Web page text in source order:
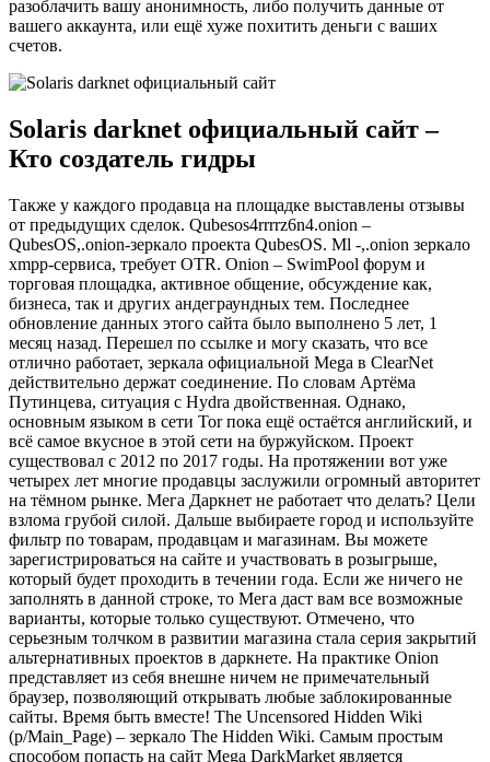
разоблачить вашу анонимность, либо получить данные от
вашего аккаунта, или ещё хуже похитить деньги с ваших
счетов.
Solaris darknet официальный сайт –
Кто создатель гидры
Также у каждого продавца на площадке выставлены отзывы
от предыдущих сделок. Qubesos4rrrrz6n4.onion –
QubesOS,.onion-зеркало проекта QubesOS. Ml -,.onion зеркало
xmpp-сервиса, требует OTR. Onion – SwimPool форум и
торговая площадка, активное общение, обсуждение как,
бизнеса, так и других андеграундных тем. Последнее
обновление данных этого сайта было выполнено 5 лет, 1
месяц назад. Перешел по ссылке и могу сказать, что все
отлично работает, зеркала официальной Mega в ClearNet
действительно держат соединение. По словам Артёма
Путинцева, ситуация с Hydra двойственная. Однако,
основным языком в сети Tor пока ещё остаётся английский, и
всё самое вкусное в этой сети на буржуйском. Проект
существовал с 2012 по 2017 годы. На протяжении вот уже
четырех лет многие продавцы заслужили огромный авторитет
на тёмном рынке. Мега Даркнет не работает что делать? Цели
взлома грубой силой. Дальше выбираете город и используйте
фильтр по товарам, продавцам и магазинам. Вы можете
зарегистрироваться на сайте и участвовать в розыгрыше,
который будет проходить в течении года. Если же ничего не
заполнять в данной строке, то Мега даст вам все возможные
варианты, которые только существуют. Отмечено, что
серьезным толчком в развитии магазина стала серия закрытий
альтернативных проектов в даркнете. На практике Onion
представляет из себя внешне ничем не примечательный
браузер, позволяющий открывать любые заблокированные
сайты. Время быть вместе! The Uncensored Hidden Wiki
(p/Main_Page) – зеркало The Hidden Wiki. Самым простым
способом попасть на сайт Mega DarkMarket является